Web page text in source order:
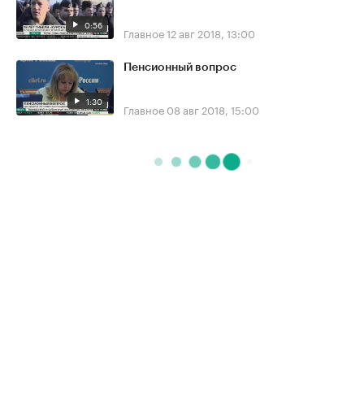
0:56 Главное12 авг 2018, 13:00
1:30
Пенсионный вопрос
Главное 08 авг 2018, 15:00